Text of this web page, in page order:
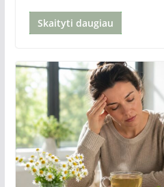
Skaityti daugiau